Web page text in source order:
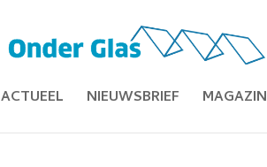
ACTUEEL NIEUWSBRIEF